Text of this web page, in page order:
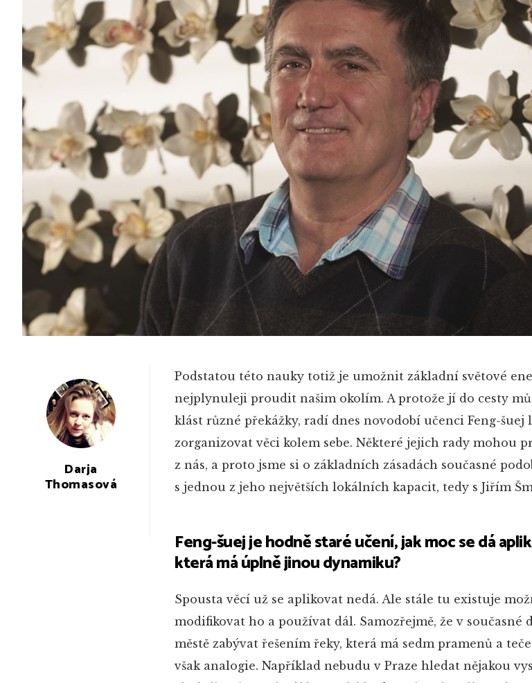
Darja
Thomasová
Podstatou této nauky totiž je umožnit základní světové
nejplynuleji proudit našim okolím. A protože jí do cesty
klást různé překážky, radí dnes novodobí učenci Feng-šuej
zorganizovat věci kolem sebe. Některé jejich rady mohou
z nás, a proto jsme si o základních zásadách současné
s jednou z jeho největších lokálních kapacit, tedy s Jiřím
Feng-šuej je hodně staré učení, jak moc se dá
která má úplně jinou dynamiku?
Spousta věcí už se aplikovat nedá. Ale stále tu existuje
modifikovat ho a používat dál. Samozřejmě, že v současné
městě zabývat řešením řeky, která má sedm pramenů a
však analogie. Například nebudu v Praze hledat nějakou